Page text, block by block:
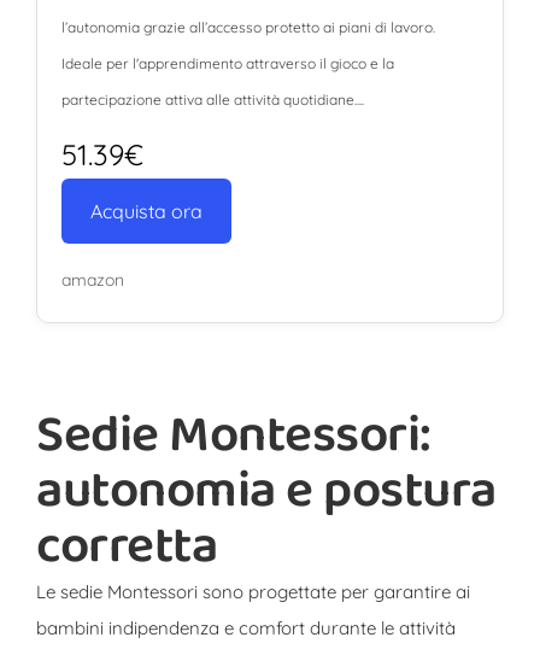
l’autonomia grazie all’accesso protetto ai piani di lavoro.
Ideale per l'apprendimento attraverso il gioco e la
partecipazione attiva alle attività quotidiane....
51.39€
Acquista ora
amazon
Sedie Montessori:
autonomia e postura
corretta
Le sedie Montessori sono progettate per garantire ai
bambini indipendenza e comfort durante le attività